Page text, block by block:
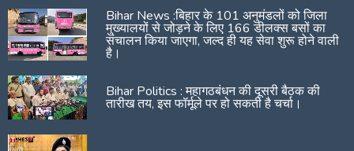
Bihar News :बिहार के 101 अनुमंडलों को जिला
मुख्यालयों से जोड़ने के लिए 166 डीलक्स बसों का
संचालन किया जाएगा, जल्द ही यह सेवा शुरू होने वाली
है।
Bihar Politics : महागठबंधन की दूसरी बैठक की
तारीख तय, इस फॉर्मूले पर हो सकती है चर्चा।